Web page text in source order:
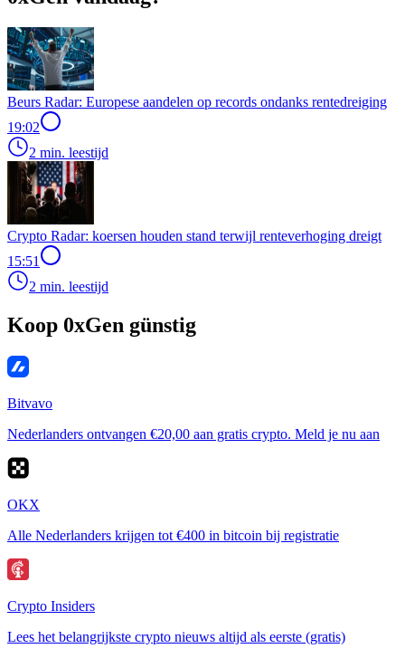
Beurs Radar: Europese aandelen op records ondanks rentedreiging
19:02
2 min. leestijd
Crypto Radar: koersen houden stand terwijl renteverhoging dreigt
15:51
2 min. leestijd
Koop 0xGen günstig
Bitvavo
Nederlanders ontvangen €20,00 aan gratis crypto. Meld je nu aan
OKX
Alle Nederlanders krijgen tot €400 in bitcoin bij registratie
Crypto Insiders
Lees het belangrijkste crypto nieuws altijd als eerste (gratis)